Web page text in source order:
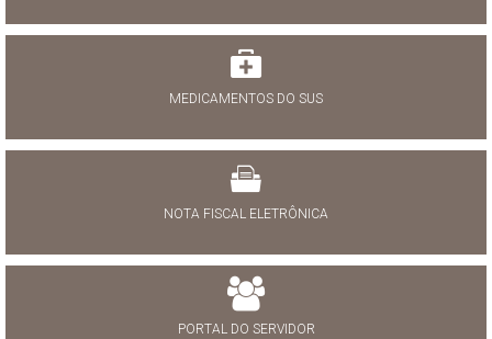
MEDICAMENTOS DO SUS
NOTA FISCAL ELETRÔNICA
PORTAL DO SERVIDOR